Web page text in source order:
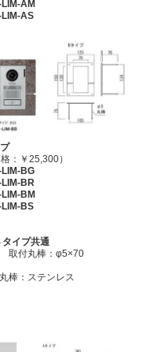
LIM-AM
LIM-AS
￥25,300）
BG
LIM-BR
BM
LIM-BS
イプ共通
付丸棒： φ5×70
：ステンレス